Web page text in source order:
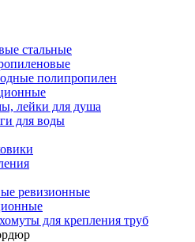
стальные
полипропилен
лейки для душа
для воды
ревизионные
для крепления труб